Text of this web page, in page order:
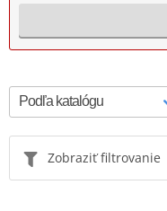
Zobraziť filtrovanie